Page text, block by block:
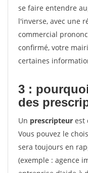
se faire entendre
l'inverse, avec une
commercial
confirmé, votre
certaines
3 :
des
Un prescripteur est
Vous pouvez le
sera toujours en
(exemple : agence